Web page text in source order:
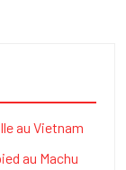
au Vietnam
au Machu